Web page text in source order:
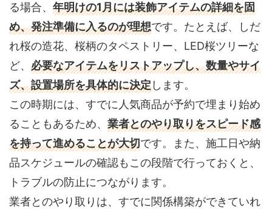
る場合、 年明けの1月には装飾アイテムの詳細を固
め、発注準備に入るのが理想です。たとえば、しだ
れ桜の造花、桜柄のタペストリー、LED桜ツリーな
ど、 必要なアイテムをリストアップし、数量やサイ
ズ、設置場所を具体的に決定します。
この時期には、すでに人気商品が予約で埋まり始め
ることもあるため、 業者とのやり取りをスピード感
を持って進めることが大切です。また、施工日や納
品スケジュールの確認もこの段階で行っておくと、
トラブルの防止につながります。
業者とのやり取りは、すでに関係構築ができていれ